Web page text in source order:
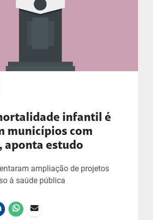
infantil é
municípios com
aponta estudo
ampliação de projetos
à saúde pública